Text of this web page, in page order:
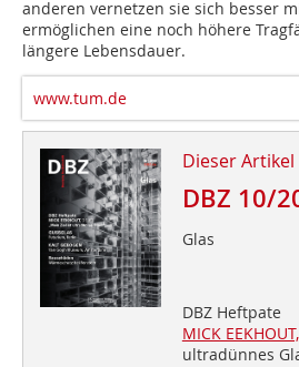
anderen vernetzen sie sich besser
ermöglichen eine noch höhere
längere Lebensdauer.
www.tum.de
Dieser
DBZ 10/
Glas
DBZ Heftpate
MICK
ultradünnes